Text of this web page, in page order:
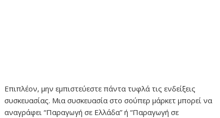
Επιπλέον, μην εμπιστεύεστε πάντα τυφλά τις ενδείξεις
συσκευασίας. Μια συσκευασία στο σούπερ μάρκετ μπορεί να
αναγράφει “Παραγωγή σε Ελλάδα” ή “Παραγωγή σε